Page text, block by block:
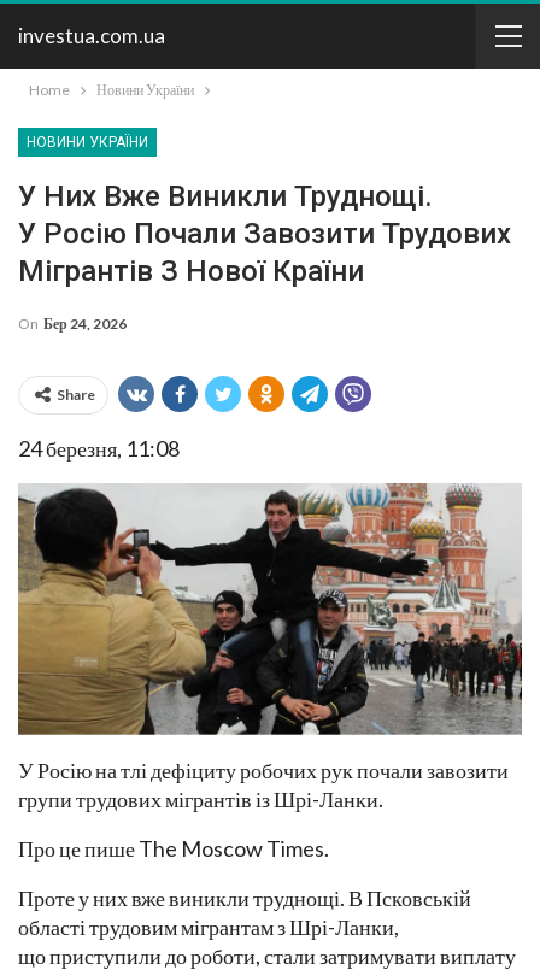
investua.com.ua
Home Новини України
НОВИНИ УКРАЇНИ
У Них Вже Виникли Труднощі.
У Росію Почали Завозити Трудових
Мігрантів З Нової Країни
On Бер 24, 2026
Share
24 березня, 11:08
У Росію на тлі дефіциту робочих рук почали завозити
групи трудових мігрантів із Шрі-Ланки.
Про це пише The Moscow Times.
Проте у них вже виникли труднощі. В Псковській
області трудовим мігрантам з Шрі-Ланки,
що приступили до роботи, стали затримувати виплату